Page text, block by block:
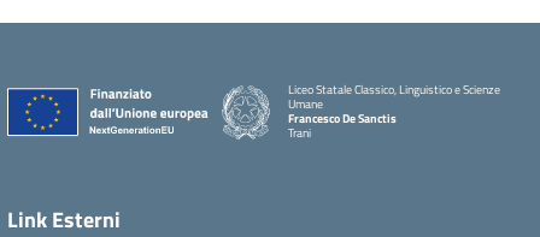
Liceo Statale Classico, Linguistico e Scienze
Umane
Francesco De Sanctis
Trani
Link Esterni